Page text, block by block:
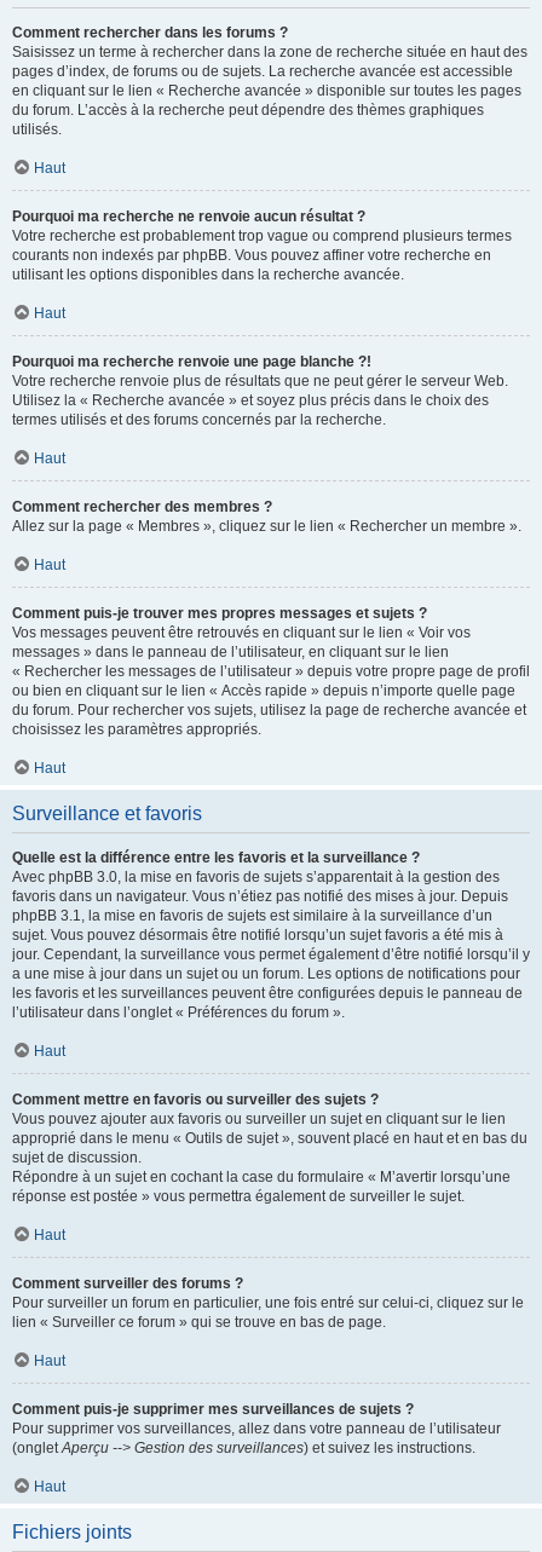
Comment rechercher dans les forums ?
Saisissez un terme à rechercher dans la zone de recherche située en haut des
pages d’index, de forums ou de sujets. La recherche avancée est accessible
en cliquant sur le lien « Recherche avancée » disponible sur toutes les pages
du forum. L’accès à la recherche peut dépendre des thèmes graphiques
utilisés.
Haut
Pourquoi ma recherche ne renvoie aucun résultat ?
Votre recherche est probablement trop vague ou comprend plusieurs termes
courants non indexés par phpBB. Vous pouvez affiner votre recherche en
utilisant les options disponibles dans la recherche avancée.
Haut
Pourquoi ma recherche renvoie une page blanche ?!
Votre recherche renvoie plus de résultats que ne peut gérer le serveur Web.
Utilisez la « Recherche avancée » et soyez plus précis dans le choix des
termes utilisés et des forums concernés par la recherche.
Haut
Comment rechercher des membres ?
Allez sur la page « Membres », cliquez sur le lien « Rechercher un membre ».
Haut
Comment puis-je trouver mes propres messages et sujets ?
Vos messages peuvent être retrouvés en cliquant sur le lien « Voir vos
messages » dans le panneau de l’utilisateur, en cliquant sur le lien
« Rechercher les messages de l’utilisateur » depuis votre propre page de profil
ou bien en cliquant sur le lien « Accès rapide » depuis n’importe quelle page
du forum. Pour rechercher vos sujets, utilisez la page de recherche avancée et
choisissez les paramètres appropriés.
Haut
Surveillance et favoris
Quelle est la différence entre les favoris et la surveillance ?
Avec phpBB 3.0, la mise en favoris de sujets s’apparentait à la gestion des
favoris dans un navigateur. Vous n’étiez pas notifié des mises à jour. Depuis
phpBB 3.1, la mise en favoris de sujets est similaire à la surveillance d’un
sujet. Vous pouvez désormais être notifié lorsqu’un sujet favoris a été mis à
jour. Cependant, la surveillance vous permet également d’être notifié lorsqu’il y
a une mise à jour dans un sujet ou un forum. Les options de notifications pour
les favoris et les surveillances peuvent être configurées depuis le panneau de
l’utilisateur dans l’onglet « Préférences du forum ».
Haut
Comment mettre en favoris ou surveiller des sujets ?
Vous pouvez ajouter aux favoris ou surveiller un sujet en cliquant sur le lien
approprié dans le menu « Outils de sujet », souvent placé en haut et en bas du
sujet de discussion.
Répondre à un sujet en cochant la case du formulaire « M’avertir lorsqu’une
réponse est postée » vous permettra également de surveiller le sujet.
Haut
Comment surveiller des forums ?
Pour surveiller un forum en particulier, une fois entré sur celui-ci, cliquez sur le
lien « Surveiller ce forum » qui se trouve en bas de page.
Haut
Comment puis-je supprimer mes surveillances de sujets ?
Pour supprimer vos surveillances, allez dans votre panneau de l’utilisateur
(ongletAperçu --> Gestion des surveillances) et suivez les instructions.
Haut
Fichiers joints